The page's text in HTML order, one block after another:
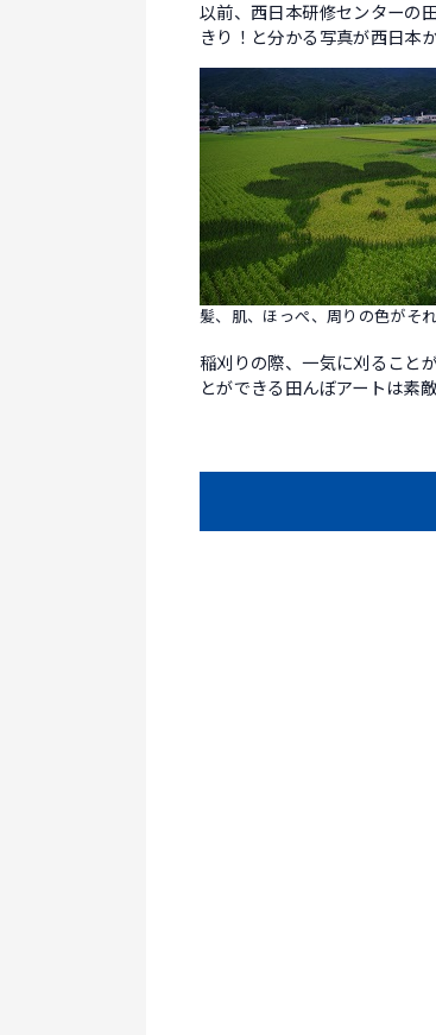
以前、西日本研修センターの田
きり！と分かる写真が西日本
髪、肌、ほっぺ、周りの色がそ
稲刈りの際、一気に刈ること
とができる田んぼアートは素